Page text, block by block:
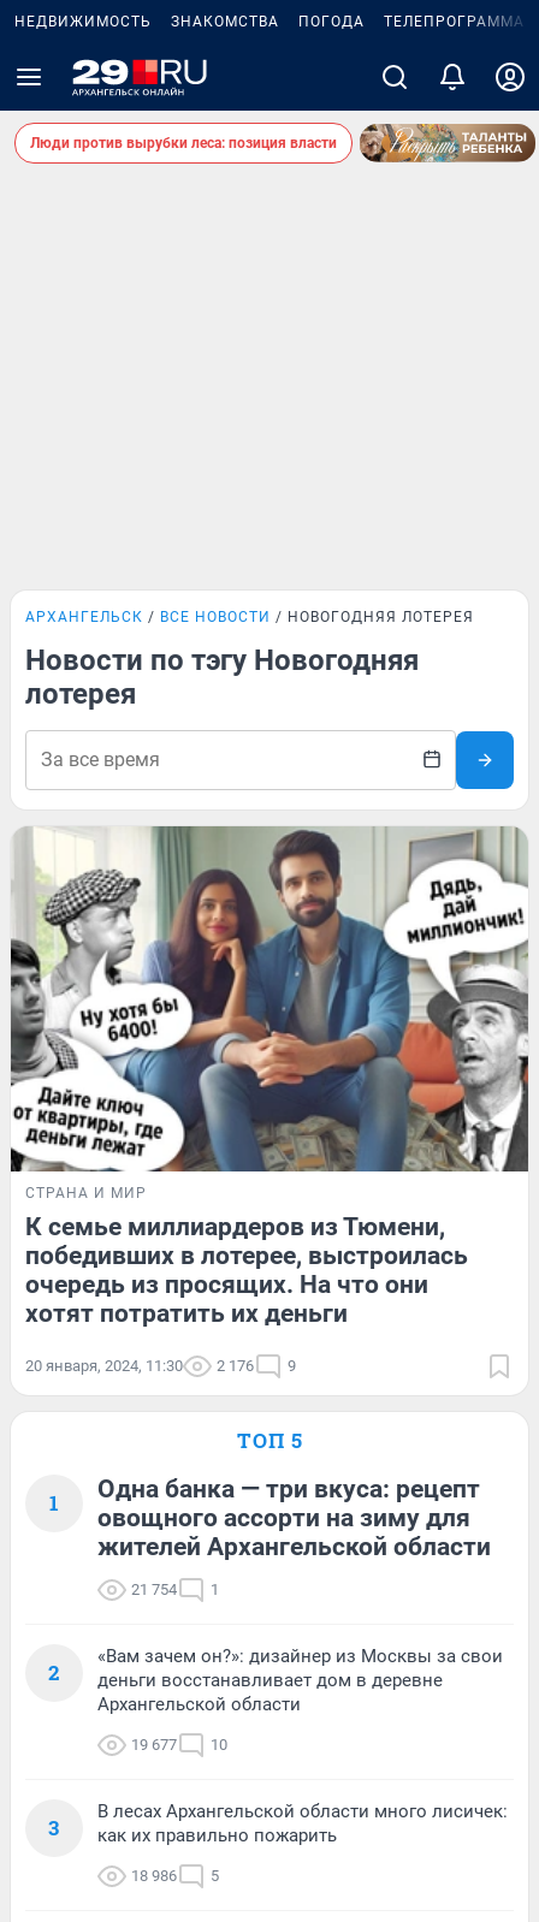
НЕДВИЖИМОСТЬ ЗНАКОМСТВА ПОГОДА ТЕЛЕПРОГРАММА
Люди против вырубки леса: позиция власти
АРХАНГЕЛЬСК ВСЕ НОВОСТИ НОВОГОДНЯЯ ЛОТЕРЕЯ
Новости по тэгу Новогодняя
лотерея
СТРАНА И МИР
К семье миллиардеров из Тюмени,
победивших в лотерее, выстроилась
очередь из просящих. На что они
хотят потратить их деньги
20 января, 2024, 11:30 2 176 9
ТОП 5
1
Одна банка — три вкуса: рецепт
овощного ассорти на зиму для
жителей Архангельской области
21 754 1
2
«Вам зачем он?»: дизайнер из Москвы за свои
деньги восстанавливает дом в деревне
Архангельской области
19 677 10
3
В лесах Архангельской области много лисичек:
как их правильно пожарить
18 986 5